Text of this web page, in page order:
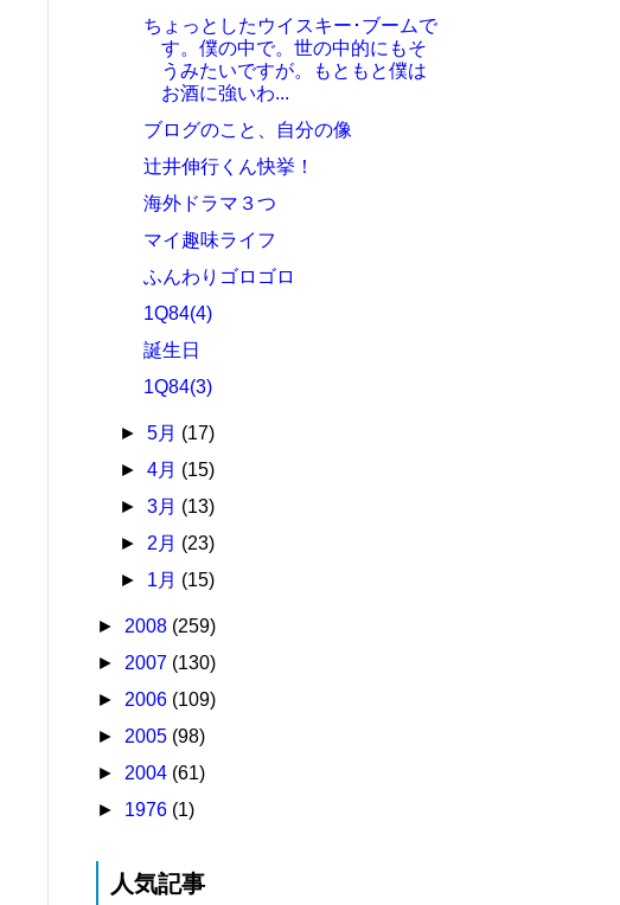
ちょっとしたウイスキー･ブームで
す。僕の中で。世の中的にもそ
うみたいですが。もともと僕は
お酒に強いわ...
ブログのこと、自分の像
辻井伸行くん快挙！
海外ドラマ３つ
マイ趣味ライフ
ふんわりゴロゴロ
1Q84(4)
誕生日
1Q84(3)
►5月 (17)
►4月 (15)
►3月 (13)
► 2月 (23)
► 1月 (15)
► 2008 (259)
► 2007 (130)
► 2006 (109)
► 2005 (98)
► 2004 (61)
► 1976 (1)
人気記事